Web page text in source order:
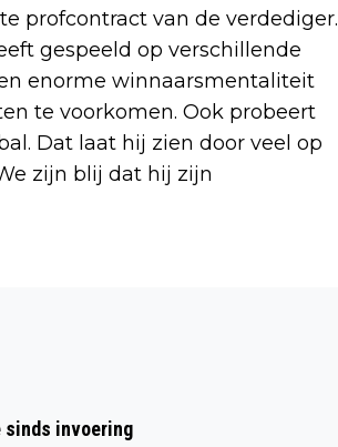
profcontract van de verdediger.
gespeeld op verschillende
enorme winnaarsmentaliteit
te voorkomen. Ook probeert
Dat laat hij zien door veel op
zijn blij dat hij zijn
sinds invoering